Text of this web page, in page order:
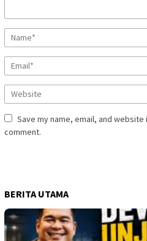
Save my name, email, and
comment.
BERITA UTAMA